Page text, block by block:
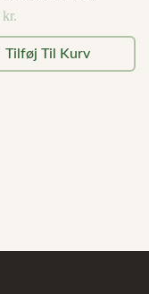
kr.
Tilføj Til Kurv